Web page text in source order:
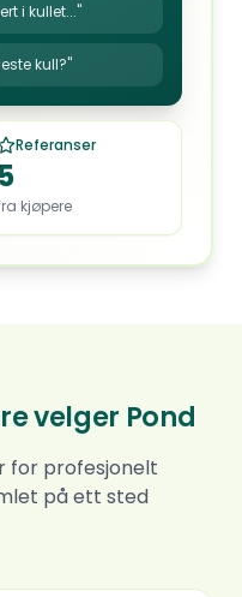
i kullet..."
kull?"
Referanser
5
kjøpere
velger Pond
for profesjonelt
på ett sted